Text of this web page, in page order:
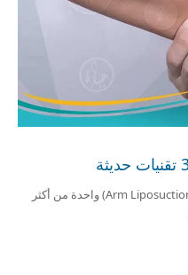
تعتبر عملية شفط الدهون من الذراعين (Arm Liposuction) واحدة من أكثر